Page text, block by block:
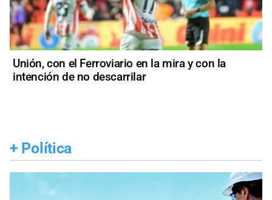
Unión, con el Ferroviario en la mira y con la
intención de no descarrilar
+ Política